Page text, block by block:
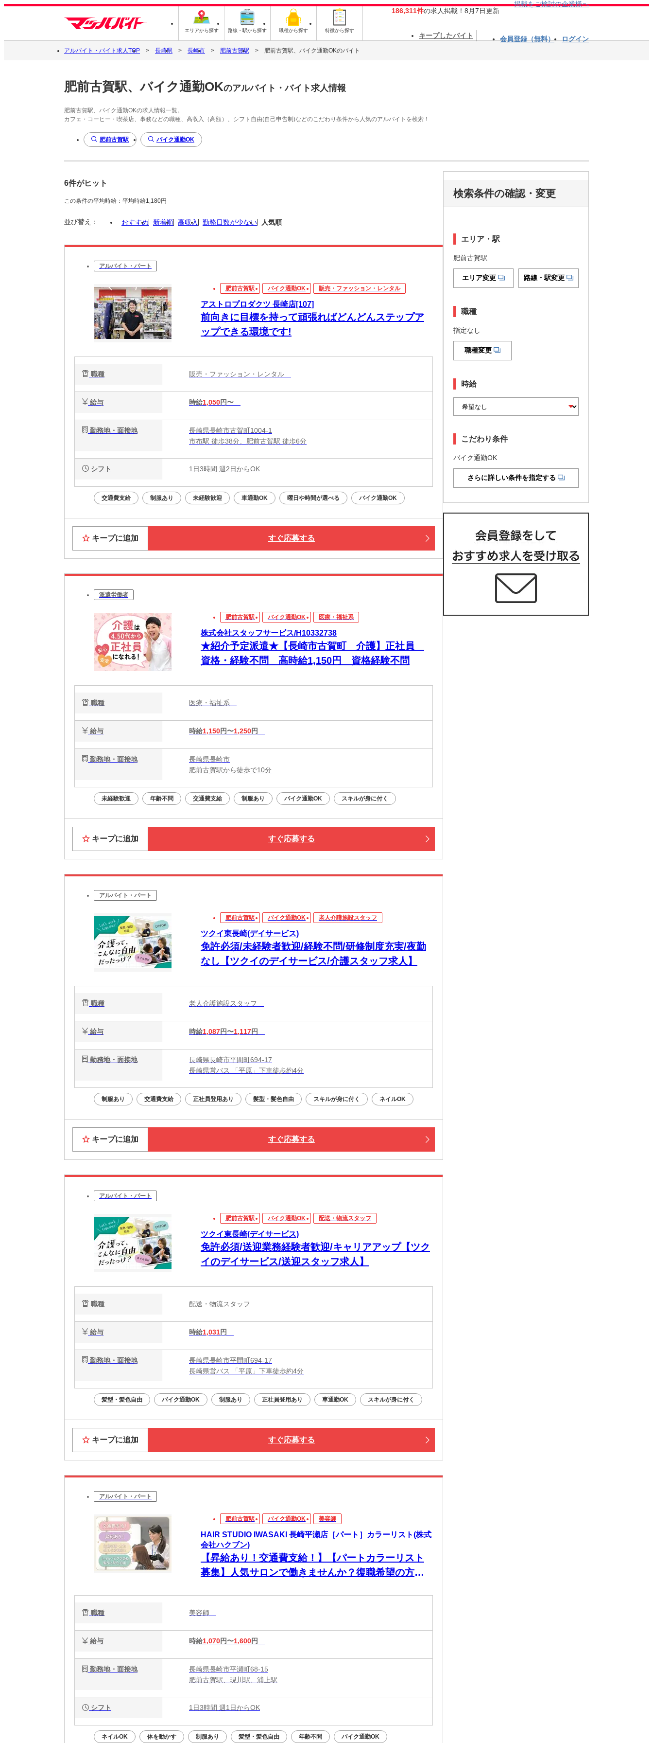
エリアから探す 路線・駅から探す 職種から探す 特徴から探す
186,311件の求人掲載！8月7日更新
掲載をご検討の企業様へ
キープしたバイト 会員登録（無料） ログイン
アルバイト・バイト求人TOP 長崎県 長崎市 肥前古賀駅 肥前古賀駅、バイク通勤OKのバイト
肥前古賀駅、バイク通勤OKのアルバイト・バイト求人情報
肥前古賀駅、バイク通勤OKの求人情報一覧。
カフェ・コーヒー・喫茶店、事務などの職種、高収入（高額）、シフト自由(自己申告制)などのこだわり条件から人気のアルバイトを検索！
肥前古賀駅 バイク通勤OK
6件がヒット
この条件の平均時給：平均時給1,180円
並び替え： おすすめ 新着順 高収入 勤務日数が少ない 人気順
アルバイト・パート
肥前古賀駅 バイク通勤OK 販売・ファッション・レンタル
アストロプロダクツ 長崎店[107]
前向きに目標を持って頑張ればどんどんステップア
ップできる環境です!
職種 販売・ファッション・レンタル
給与 時給1,050円〜
勤務地・面接地
長崎県長崎市古賀町1004-1
市布駅 徒歩38分、肥前古賀駅 徒歩6分
シフト 1日3時間 週2日からOK
交通費支給 制服あり 未経験歓迎 車通勤OK 曜日や時間が選べる バイク通勤OK
キープに追加 すぐ応募する
派遣労働者
肥前古賀駅 バイク通勤OK 医療・福祉系
株式会社スタッフサービス/H10332738
★紹介予定派遣★【長崎市古賀町 介護】正社員
資格・経験不問 高時給1,150円 資格経験不問
職種 医療・福祉系
給与 時給1,150円〜1,250円
勤務地・面接地
長崎県長崎市
肥前古賀駅から徒歩で10分
未経験歓迎 年齢不問 交通費支給 制服あり バイク通勤OK スキルが身に付く
キープに追加 すぐ応募する
アルバイト・パート
肥前古賀駅 バイク通勤OK 老人介護施設スタッフ
ツクイ東長崎(デイサービス)
免許必須/未経験者歓迎/経験不問/研修制度充実/夜勤
なし【ツクイのデイサービス/介護スタッフ求人】
職種 老人介護施設スタッフ
給与 時給1,087円〜1,117円
勤務地・面接地
長崎県長崎市平間町694-17
長崎県営バス 「平原」下車徒歩約4分
制服あり 交通費支給 正社員登用あり 髪型・髪色自由 スキルが身に付く ネイルOK
キープに追加 すぐ応募する
アルバイト・パート
肥前古賀駅 バイク通勤OK 配送・物流スタッフ
ツクイ東長崎(デイサービス)
免許必須/送迎業務経験者歓迎/キャリアアップ【ツク
イのデイサービス/送迎スタッフ求人】
職種 配送・物流スタッフ
給与 時給1,031円
勤務地・面接地
長崎県長崎市平間町694-17
長崎県営バス 「平原」下車徒歩約4分
髪型・髪色自由 バイク通勤OK 制服あり 正社員登用あり 車通勤OK スキルが身に付く
キープに追加 すぐ応募する
アルバイト・パート
肥前古賀駅 バイク通勤OK 美容師
HAIR STUDIO IWASAKI 長崎平瀬店［パート］カラーリスト(株式
会社ハクブン)
【昇給あり！交通費支給！】【パートカラーリスト
募集】人気サロンで働きませんか？復職希望の方大
職種 美容師
給与 時給1,070円〜1,600円
勤務地・面接地
長崎県長崎市平瀬町68-15
肥前古賀駅、現川駅、浦上駅
シフト 1日3時間 週1日からOK
ネイルOK 体を動かす 制服あり 髪型・髪色自由 年齢不問 バイク通勤OK
検索条件の確認・変更
エリア・駅
肥前古賀駅
エリア変更 路線・駅変更
職種
指定なし
職種変更
時給
こだわり条件
バイク通勤OK
さらに詳しい条件を指定する